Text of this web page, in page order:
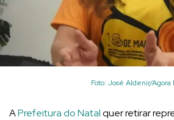
Foto: José Aldenir/Agora
APrefeitura do Natalquer retirar